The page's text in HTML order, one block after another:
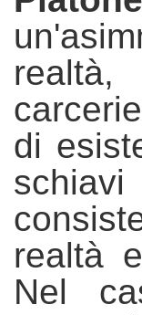
di
realtà
Nel